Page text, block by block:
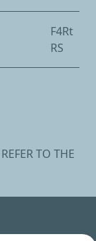
F4Rt
RS
TO THE